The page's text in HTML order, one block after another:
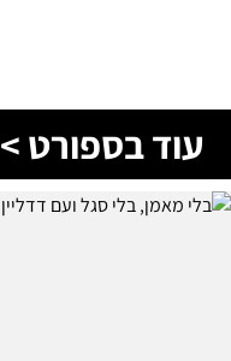
עוד בספורט >